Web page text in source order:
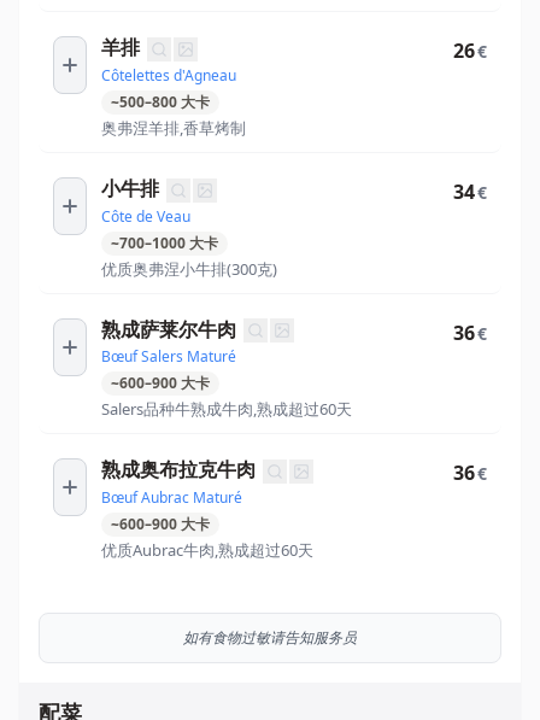
羊排
Côtelettes d'Agneau
~500–800大卡
奥弗涅羊排,香草烤制
26€
小牛排
Côte de Veau
~700–1000大卡
优质奥弗涅小牛排(300克)
34€
熟成萨莱尔牛肉
Bœuf Salers Maturé
~600–900大卡
Salers品种牛熟成牛肉,熟成超过60天
36€
熟成奥布拉克牛肉
Bœuf Aubrac Maturé
~600–900大卡
优质Aubrac牛肉,熟成超过60天
36€
如有食物过敏请告知服务员
配菜